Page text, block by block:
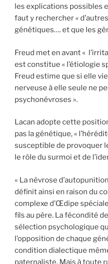
les explications possibles
faut y rechercher «
génétiques…. et que les
Freud met en avant «
est constitue « l’étiologie
Freud estime que si elle
nerveuse à elle seule ne
psychonévroses ».
Lacan adopte cette
pas la génétique, «
susceptible de provoquer
le rôle du surmoi et de
« La névrose
définit ainsi en raison du
complexe d’Œdipe
fils au père. La fécondité
sélection psychologique
l’opposition de chaque
condition dialectique
paternaliste. Mais à toute